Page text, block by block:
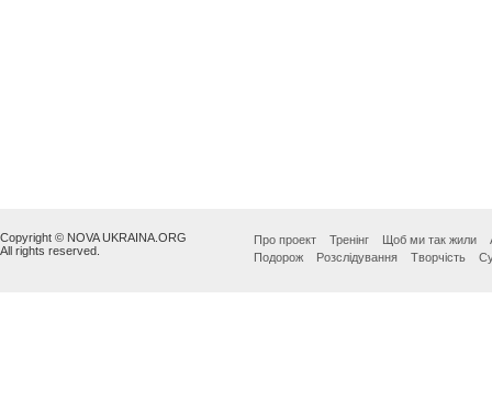
Copyright © NOVA UKRAINA.ORG
All rights reserved.
Про проект Тренінг Щоб ми так жили
Подорож
Розслідування Творчість